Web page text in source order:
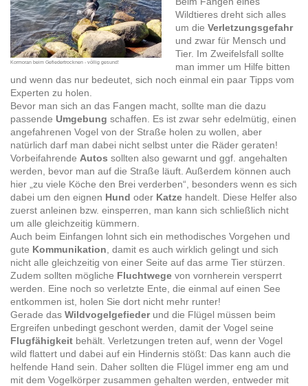
Kormoran beim Gefiedertrocknen - völlig gesund!
Wildtieres dreht sich alles
um die Verletzungsgefahr
und zwar für Mensch und
Tier. Im Zweifelsfall sollte
man immer um Hilfe bitten
und wenn das nur bedeutet, sich noch einmal ein paar Tipps vom
Experten zu holen.
Bevor man sich an das Fangen macht, sollte man die dazu
passende Umgebung schaffen. Es ist zwar sehr edelmütig, einen
angefahrenen Vogel von der Straße holen zu wollen, aber
natürlich darf man dabei nicht selbst unter die Räder geraten!
Vorbeifahrende Autos sollten also gewarnt und ggf. angehalten
werden, bevor man auf die Straße läuft. Außerdem können auch
hier „zu viele Köche den Brei verderben“, besonders wenn es sich
dabei um den eignen Hund oder Katze handelt. Diese Helfer also
zuerst anleinen bzw. einsperren, man kann sich schließlich nicht
um alle gleichzeitig kümmern.
Auch beim Einfangen lohnt sich ein methodisches Vorgehen und
gute Kommunikation , damit es auch wirklich gelingt und sich
nicht alle gleichzeitig von einer Seite auf das arme Tier stürzen.
Zudem sollten mögliche Fluchtwege von vornherein versperrt
werden. Eine noch so verletzte Ente, die einmal auf einen See
entkommen ist, holen Sie dort nicht mehr runter!
Gerade das Wildvogelgefiederund die Flügel müssen beim
Ergreifen unbedingt geschont werden, damit der Vogel seine
Flugfähigkeit behält. Verletzungen treten auf, wenn der Vogel
wild flattert und dabei auf ein Hindernis stößt: Das kann auch die
helfende Hand sein. Daher sollten die Flügel immer eng am und
mit dem Vogelkörper zusammen gehalten werden, entweder mit